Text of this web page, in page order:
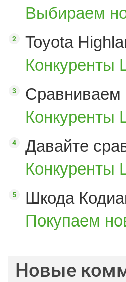
Выбираем
Toyota
Конкуренты
Сравниваем
Конкуренты
Давайте
Конкуренты
Шкода
Покупаем
Новые